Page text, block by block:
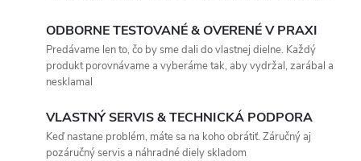
ODBORNE TESTOVANÉ & OVERENÉ V PRAXI
Predávame len to, čo by sme dali do vlastnej dielne. Každý
produkt porovnávame a vyberáme tak, aby vydržal, zarábal a
nesklamal
VLASTNÝ SERVIS & TECHNICKÁ PODPORA
Keď nastane problém, máte sa na koho obrátiť. Záručný aj
pozáručný servis a náhradné diely skladom